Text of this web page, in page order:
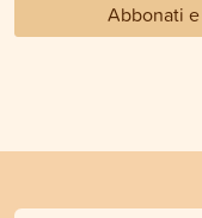
Abbonati